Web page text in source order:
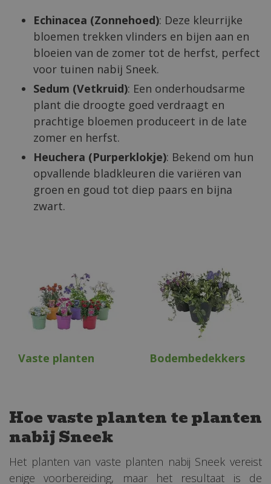
Echinacea (Zonnehoed): Deze kleurrijke
bloemen trekken vlinders en bijen aan en
bloeien van de zomer tot de herfst, perfect
voor tuinen nabij Sneek.
Sedum (Vetkruid): Een onderhoudsarme
plant die droogte goed verdraagt en
prachtige bloemen produceert in de late
zomer en herfst.
Heuchera (Purperklokje): Bekend om hun
opvallende bladkleuren die variëren van
groen en goud tot diep paars en bijna
zwart.
Vaste planten Bodembedekkers
Hoe vaste planten te planten
nabij Sneek
Het planten van vaste planten nabij Sneek vereist
enige voorbereiding, maar het resultaat is de